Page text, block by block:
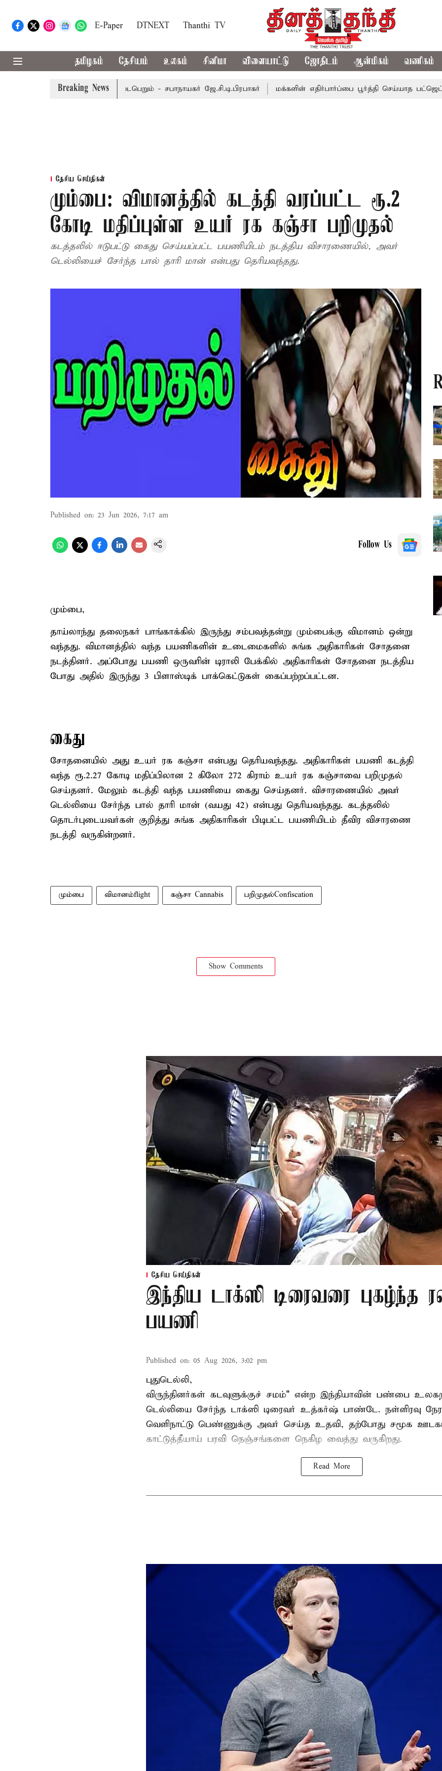
E-Paper DTNEXT Thanthi TV
தமிழகம் தேசியம் உலகம் சினிமா விளையாட்டு ஜோதிடம் ஆன்மிகம் வணிகம்
Breaking News
8-ந் தேதி வரை நடைபெறும் - சபாநாயகர் ஜே.சி.டி.பிரபாகர் மக்களின் எதிர்பார்ப்பை பூர்த்தி செய்யாத பட்ஜெட்;
தேசிய செய்திகள்
மும்பை: விமானத்தில் கடத்தி வரப்பட்ட ரூ.2
கோடி மதிப்புள்ள உயர் ரக கஞ்சா பறிமுதல்
கடத்தலில் ஈடுபட்டு கைது செய்யப்பட்ட பயணியிடம் நடத்திய விசாரணையில், அவர்
டெல்லியைச் சேர்ந்த பால் தாரி மான் என்பது தெரியவந்தது.
Published on: 23 Jun 2026, 7:17 am
Follow Us
மும்பை,
தாய்லாந்து தலைநகர் பாங்காக்கில் இருந்து சம்பவத்தன்று மும்பைக்கு விமானம் ஒன்று
வந்தது. விமானத்தில் வந்த பயணிகளின் உடைமைகளில் சுங்க அதிகாரிகள் சோதனை
நடத்தினர். அப்போது பயணி ஒருவரின் டிராலி பேக்கில் அதிகாரிகள் சோதனை நடத்திய
போது அதில் இருந்து 3 பிளாஸ்டிக் பாக்கெட்டுகள் கைப்பற்றப்பட்டன.
கைது
சோதனையில் அது உயர் ரக கஞ்சா என்பது தெரியவந்தது. அதிகாரிகள் பயணி கடத்தி
வந்த ரூ.2.27 கோடி மதிப்பிலான 2 கிலோ 272 கிராம் உயர் ரக கஞ்சாவை பறிமுதல்
செய்தனர். மேலும் கடத்தி வந்த பயணியை கைது செய்தனர். விசாரணையில் அவர்
டெல்லியை சேர்ந்த பால் தாரி மான் (வயது 42) என்பது தெரியவந்தது. கடத்தலில்
தொடர்புடையவர்கள் குறித்து சுங்க அதிகாரிகள் பிடிபட்ட பயணியிடம் தீவிர விசாரணை
நடத்தி வருகின்றனர்.
மும்பை விமானம்flight கஞ்சா Cannabis பறிமுதல்Confiscation
Show Comments
தேசிய செய்திகள்
இந்திய டாக்ஸி டிரைவரை புகழ்ந்த
பயணி
Published on: 05 Aug 2026, 3:02 pm
புதுடெல்லி,
விருந்தினர்கள் கடவுளுக்குச் சமம்" என்ற இந்தியாவின் பண்பை
டெல்லியை சேர்ந்த டாக்ஸி டிரைவர் உத்கர்ஷ் பாண்டே. நள்ளிரவு
வெளிநாட்டு பெண்ணுக்கு அவர் செய்த உதவி, தற்போது சமூக
காட்டுத்தீயாய் பரவி நெஞ்சங்களை நெகிழ வைத்து வருகிறது.
Read More